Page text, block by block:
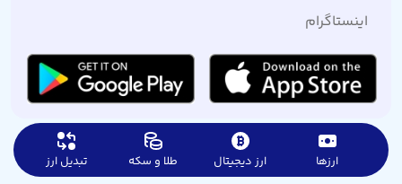
ارزها ارز دیجیتال طلا و سکه تبدیل ارز
اینستاگرام